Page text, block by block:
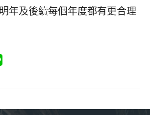
年及後續每個年度都有更合理